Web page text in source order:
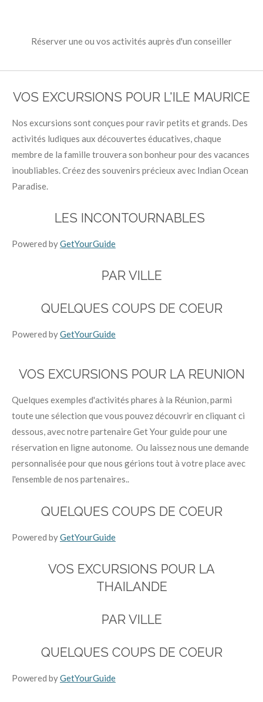
Réserver une ou vos activités auprès d'un conseiller
VOS EXCURSIONS POUR L'ILE MAURICE
Nos excursions sont conçues pour ravir petits et grands. Des
activités ludiques aux découvertes éducatives, chaque
membre de la famille trouvera son bonheur pour des vacances
inoubliables. Créez des souvenirs précieux avec Indian Ocean
Paradise.
LES INCONTOURNABLES
Powered byGetYourGuide
PAR VILLE
QUELQUES COUPS DE COEUR
Powered byGetYourGuide
VOS EXCURSIONS POUR LA REUNION
Quelques exemples d'activités phares à la Réunion, parmi
toute une sélection que vous pouvez découvrir en cliquant ci
dessous, avec notre partenaire Get Your guide pour une
réservation en ligne autonome. Ou laissez nous une demande
personnalisée pour que nous gérions tout à votre place avec
l'ensemble de nos partenaires..
QUELQUES COUPS DE COEUR
Powered byGetYourGuide
VOS EXCURSIONS POUR LA
THAILANDE
PAR VILLE
QUELQUES COUPS DE COEUR
Powered byGetYourGuide